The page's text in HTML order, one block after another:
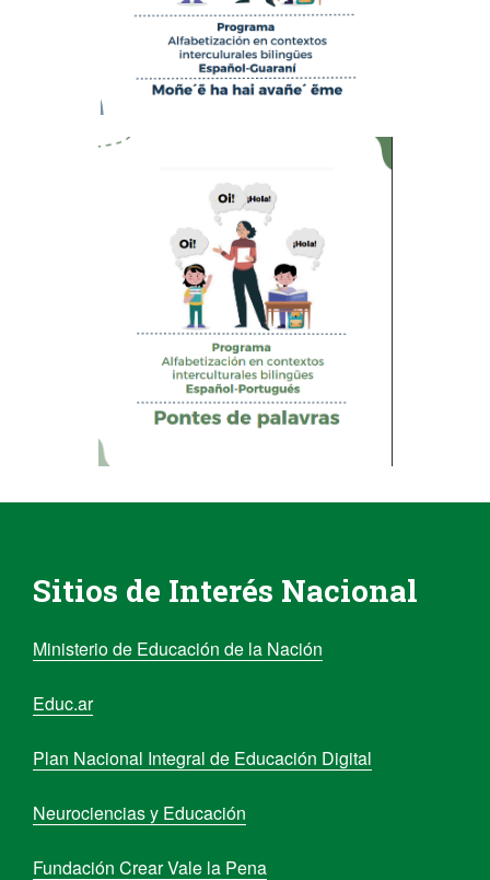
Sitios de Interés Nacional
Ministerio de Educación de la Nación
Educ.ar
Plan Nacional Integral de Educación Digital
Neurociencias y Educación
Fundación Crear Vale la Pena